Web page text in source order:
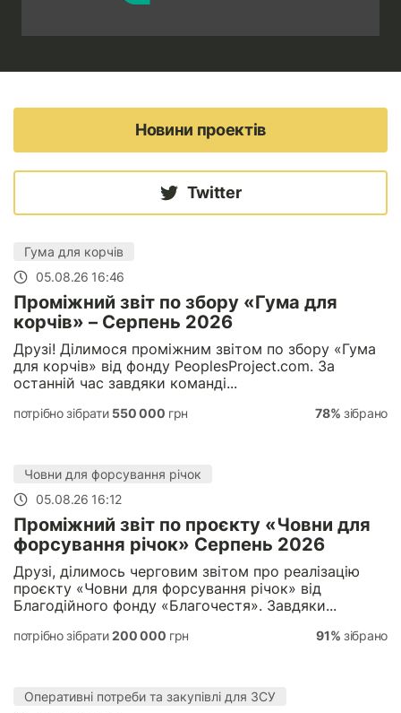
Новини проектів
Twitter
Гума для корчів
05.08.26 16:46
Проміжний звіт по збору «Гума для
корчів» – Серпень 2026
Друзі! Ділимося проміжним звітом по збору «Гума
для корчів» від фонду PeoplesProject.com. За
останній час завдяки команді...
потрібно зібрати 550 000 грн 78% зібрано
Човни для форсування річок
05.08.26 16:12
Проміжний звіт по проєкту «Човни для
форсування річок» Серпень 2026
Друзі, ділимось черговим звітом про реалізацію
проєкту «Човни для форсування річок» від
Благодійного фонду «Благочестя». Завдяки...
потрібно зібрати200 000 грн 91% зібрано
Оперативні потреби та закупівлі для ЗСУ